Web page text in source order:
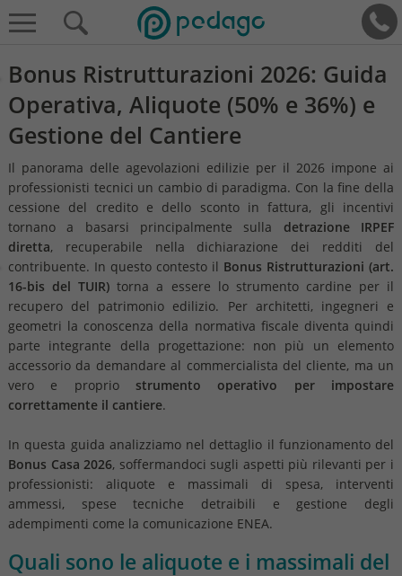
Bonus Ristrutturazioni 2026: Guida
Operativa, Aliquote (50% e 36%) e
Gestione del Cantiere
Il panorama delle agevolazioni edilizie per il 2026 impone ai
professionisti tecnici un cambio di paradigma. Con la fine della
cessione del credito e dello sconto in fattura, gli incentivi
tornano a basarsi principalmente sulla detrazione IRPEF
diretta, recuperabile nella dichiarazione dei redditi del
contribuente. In questo contesto il Bonus Ristrutturazioni (art.
16-bis del TUIR) torna a essere lo strumento cardine per il
recupero del patrimonio edilizio. Per architetti, ingegneri e
geometri la conoscenza della normativa fiscale diventa quindi
parte integrante della progettazione: non più un elemento
accessorio da demandare al commercialista del cliente, ma un
vero e proprio strumento operativo per impostare
correttamente il cantiere.
In questa guida analizziamo nel dettaglio il funzionamento del
Bonus Casa 2026, soffermandoci sugli aspetti più rilevanti per i
professionisti: aliquote e massimali di spesa, interventi
ammessi, spese tecniche detraibili e gestione degli
adempimenti come la comunicazione ENEA.
Quali sono le aliquote e i massimali del